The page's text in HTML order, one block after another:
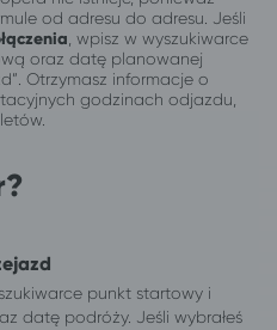
od adresu do adresu. Jeśli
, wpisz w wyszukiwarce
oraz datę planowanej
Otrzymasz informacje o
godzinach odjazdu,
punkt startowy i
datę podróży. Jeśli wybrałeś